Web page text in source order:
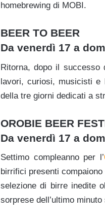
homebrewing di MOBI.
BEER TO BEER
Da venerdì 17 a
Ritorna, dopo il successo
lavori, curiosi, musicisti e
della tre giorni dedicati a
OROBIE BEER
Da venerdì 17 a
Settimo compleanno per l’
birrifici presenti
selezione di birre inedite
sorprese dell’ultimo